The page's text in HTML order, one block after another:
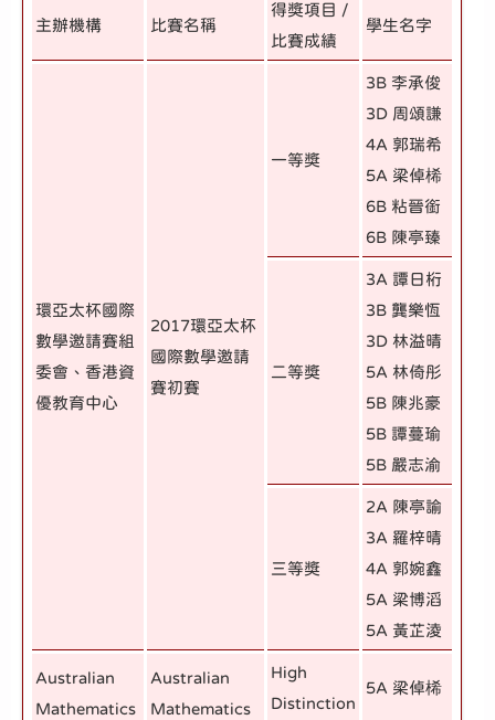
主辦機構 比賽名稱
得獎項目 /
比賽成績
學生名字
環亞太杯國際
數學邀請賽組
委會、香港資
優教育中心
2017環亞太杯
國際數學邀請
賽初賽
一等獎
3B 李承俊
3D 周頌謙
4A 郭瑞希
5A 梁倬桸
6B 粘晉銜
6B 陳亭臻
二等獎
3A 譚日桁
3B 龔樂恆
3D 林溢晴
5A 林倚彤
5B 陳兆豪
5B 譚蔓瑜
5B 嚴志渝
三等獎
2A 陳亭諭
3A 羅梓晴
4A 郭婉鑫
5A 梁博滔
5A 黃芷淩
Australian
Mathematics
Australian
Mathematics
High
Distinction
5A 梁倬桸